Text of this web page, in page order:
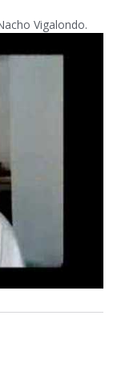
Vigalondo.